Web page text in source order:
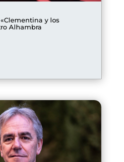
y los
Alhambra